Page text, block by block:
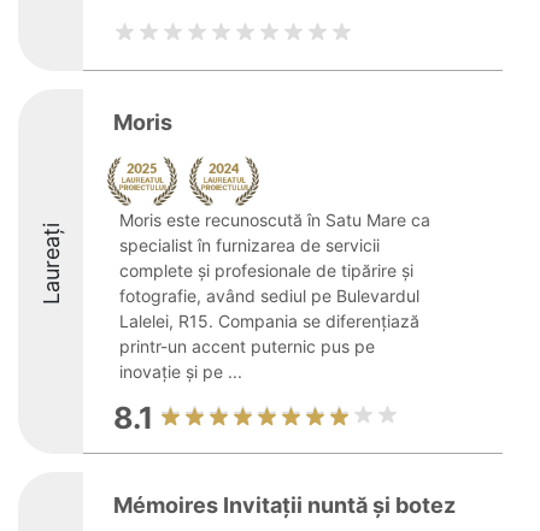
Laureați
Moris
Moris este recunoscută în Satu Mare ca
specialist în furnizarea de servicii
complete și profesionale de tipărire și
fotografie, având sediul pe Bulevardul
Lalelei, R15. Compania se diferențiază
printr-un accent puternic pus pe
inovație și pe ...
8.1
Mémoires Invitații nuntă și botez